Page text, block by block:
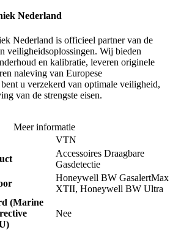
Nederland
Nederland is officieel partner van de
veiligheidsoplossingen. Wij bieden
en kalibratie, leveren originele
naleving van Europese
u verzekerd van optimale veiligheid,
van de strengste eisen.
Meer informatie
VTN
Accessoires Draagbare
Gasdetectie
Honeywell BW GasalertMax
XTII, Honeywell BW Ultra
(Marine
Nee